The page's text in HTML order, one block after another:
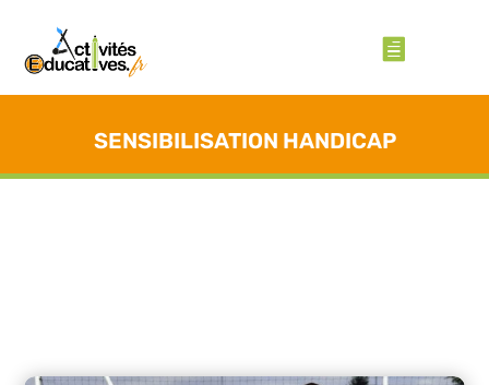
SENSIBILISATION HANDICAP